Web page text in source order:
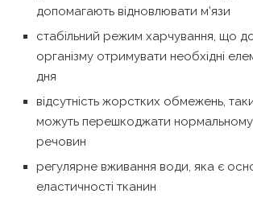
допомагають відновлювати м’язи
стабільний режим харчування, що
організму отримувати необхідні
дня
відсутність жорстких обмежень,
можуть перешкоджати нормальному
речовин
регулярне вживання води, яка є
еластичності тканин